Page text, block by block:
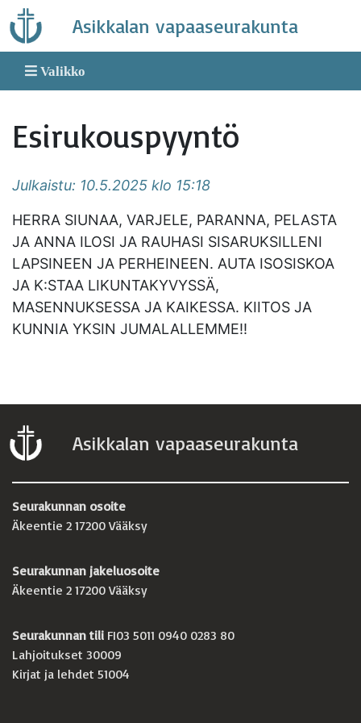
Skip
to
content
Asikkalan vapaaseurakunta
Valikko
Esirukouspyyntö
Julkaistu: 10.5.2025 klo 15:18
HERRA SIUNAA, VARJELE, PARANNA, PELASTA
JA ANNA ILOSI JA RAUHASI SISARUKSILLENI
LAPSINEEN JA PERHEINEEN. AUTA ISOSISKOA
JA K:STAA LIKUNTAKYVYSSÄ,
MASENNUKSESSA JA KAIKESSA. KIITOS JA
KUNNIA YKSIN JUMALALLEMME!!
Asikkalan vapaaseurakunta
Seurakunnan osoite
Äkeentie 2 17200 Vääksy
Seurakunnan jakeluosoite
Äkeentie 2 17200 Vääksy
Seurakunnan tili FI03 5011 0940 0283 80
Lahjoitukset 30009
Kirjat ja lehdet 51004